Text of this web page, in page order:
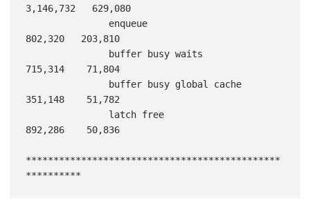
3,146,732   629,080
802,320   203,810
715,314    71,804
351,148    51,782
892,286    50,836
**********************************************
**********